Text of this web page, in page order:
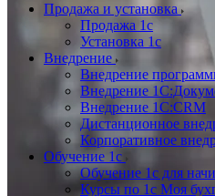
Продажа и установка
Продажа 1с
Установка 1с
Внедрение
Внедрение
Внедрение
Внедрение 1С:CRM
Дистанционное
Корпоративное
Обучение 1с
Обучение 1с для
Курсы по 1с Моя